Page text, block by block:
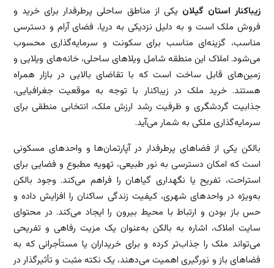
زیباکنار استان گیلان یکی از مناطق ساحلی پرطرفدار برای خرید و
فروش ملک است و به دلیل نزدیکی به دریا، فضای آرام و دسترسی
مناسب، گزینه‌ای مناسب برای سکونت و سرمایه‌گذاری محسوب
می‌شود. املاک این منطقه شامل ویلاهای ساحلی، خانه‌های ویلایی و
زمین‌های قابل ساخت است که با تقاضای بالایی در بازار همراه
هستند. خرید ملک در زیباکنار با توجه به موقعیت جغرافیایی،
جذابیت گردشگری و ظرفیت رشد ارزش ملک، انتخابی منطقی برای
سرمایه‌گذاری ملکی به شمار می‌آید.
بالکن یکی از فضاهای پرطرفدار در آپارتمان‌ها و واحدهای مسکونی
است که امکان دسترسی به نور طبیعی، تهویه مطبوع و فضایی برای
استراحت، تفریح یا نگهداری گیاهان را فراهم می‌کند. وجود بالکن
به‌ویژه در واحدهای شهری، کیفیت زندگی ساکنان را افزایش داده و
حس باز بودن و ارتباط با محیط بیرون را ایجاد می‌کند. در محتوای
سایت املاک، اشاره به بالکن به‌عنوان یک مزیت رفاهی و تفریحی
می‌تواند ملک را جذاب‌تر کرده و برای خریداران یا مستأجرانی که به
فضاهای باز و نورگیری اهمیت می‌دهند، یک نکته مثبت و تأثیرگذار در